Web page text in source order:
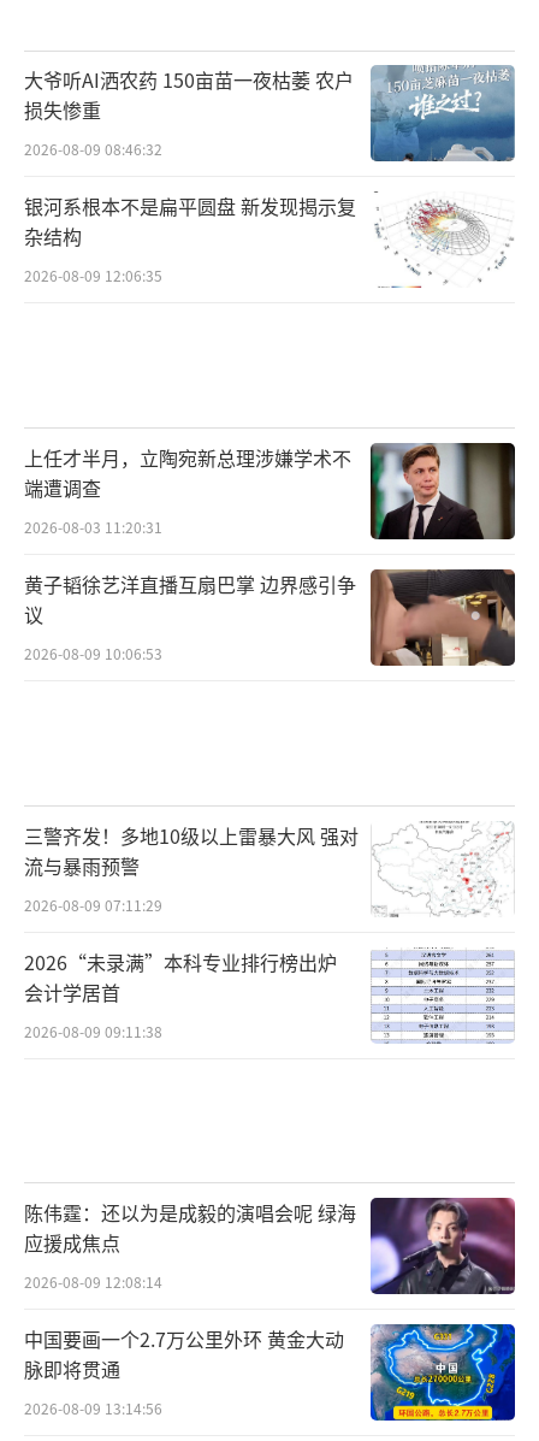
大爷听AI洒农药 150亩苗一夜枯萎 农户
损失惨重
2026-08-09 08:46:32
银河系根本不是扁平圆盘 新发现揭示复
杂结构
2026-08-09 12:06:35
上任才半月，立陶宛新总理涉嫌学术不
端遭调查
2026-08-03 11:20:31
黄子韬徐艺洋直播互扇巴掌 边界感引争
议
2026-08-09 10:06:53
三警齐发！多地10级以上雷暴大风 强对
流与暴雨预警
2026-08-09 07:11:29
2026“未录满”本科专业排行榜出炉
会计学居首
2026-08-09 09:11:38
陈伟霆：还以为是成毅的演唱会呢 绿海
应援成焦点
2026-08-09 12:08:14
中国要画一个2.7万公里外环 黄金大动
脉即将贯通
2026-08-09 13:14:56